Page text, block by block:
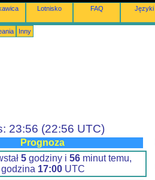
Lotnisko FAQ Języki
Inny
23:56 (22:56 UTC)
Prognoza
5 godziny i 56 minut temu,
godzina 17:00 UTC